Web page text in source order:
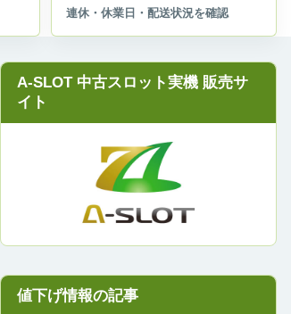
A-SLOT 中古スロット実機 販売サ
イト